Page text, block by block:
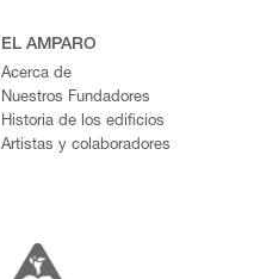
EL AMPARO
Acerca de
Nuestros Fundadores
Historia de los edificios
Artistas y colaboradores